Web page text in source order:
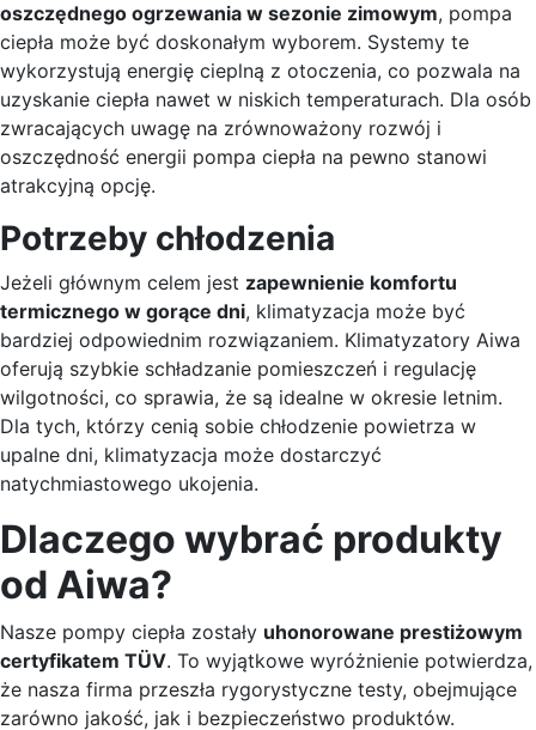
oszczędnego ogrzewania w sezonie zimowym, pompa
ciepła może być doskonałym wyborem. Systemy te
wykorzystują energię cieplną z otoczenia, co pozwala na
uzyskanie ciepła nawet w niskich temperaturach. Dla osób
zwracających uwagę na zrównoważony rozwój i
oszczędność energii pompa ciepła na pewno stanowi
atrakcyjną opcję.
Potrzeby chłodzenia
Jeżeli głównym celem jest zapewnienie komfortu
termicznego w gorące dni, klimatyzacja może być
bardziej odpowiednim rozwiązaniem. Klimatyzatory Aiwa
oferują szybkie schładzanie pomieszczeń i regulację
wilgotności, co sprawia, że są idealne w okresie letnim.
Dla tych, którzy cenią sobie chłodzenie powietrza w
upalne dni, klimatyzacja może dostarczyć
natychmiastowego ukojenia.
Dlaczego wybrać produkty
od Aiwa?
Nasze pompy ciepła zostały uhonorowane prestiżowym
certyfikatem TÜV. To wyjątkowe wyróżnienie potwierdza,
że nasza firma przeszła rygorystyczne testy, obejmujące
zarówno jakość, jak i bezpieczeństwo produktów.